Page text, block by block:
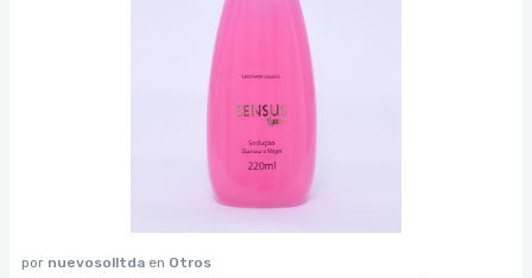
por nuevosolltda en Otros